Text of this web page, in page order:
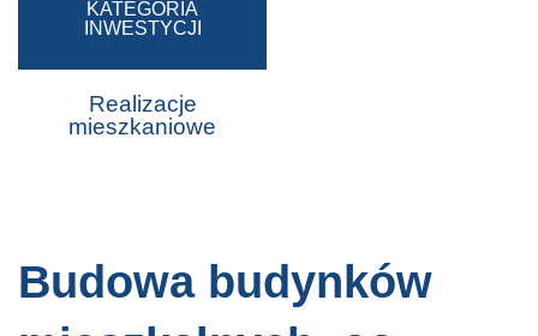
KATEGORIA
INWESTYCJI
Realizacje
mieszkaniowe
Budowa budynków